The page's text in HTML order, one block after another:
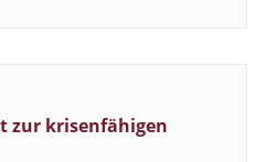
zur krisenfähigen